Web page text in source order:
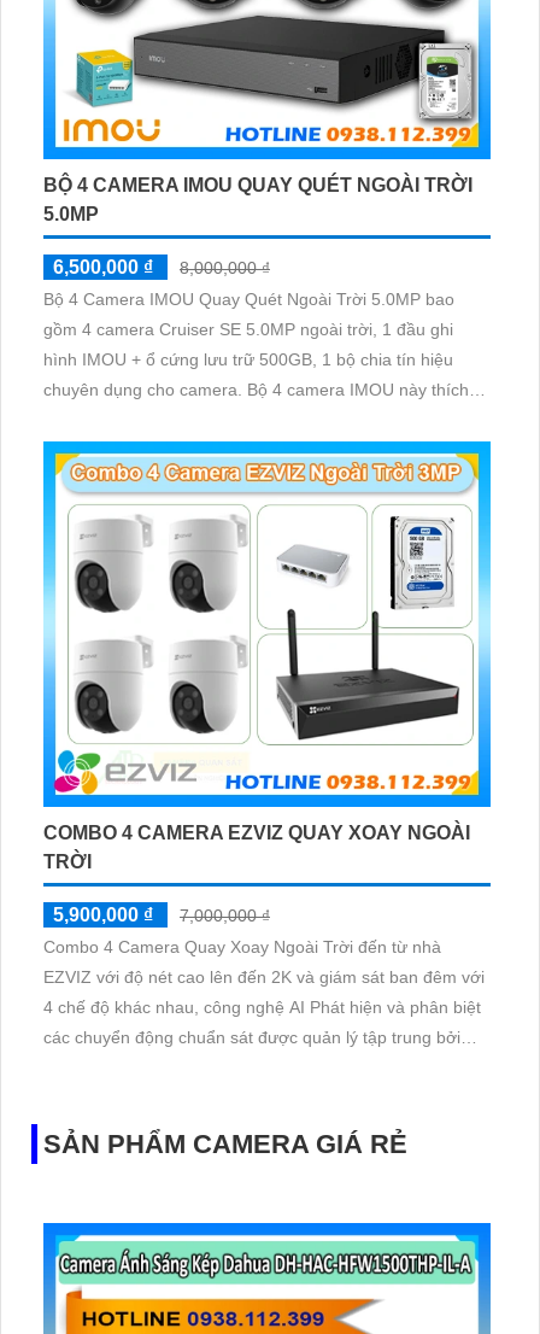
BỘ 4 CAMERA IMOU QUAY QUÉT NGOÀI TRỜI
5.0MP
6,500,000 ₫
8,000,000 ₫
Bộ 4 Camera IMOU Quay Quét Ngoài Trời 5.0MP bao
gồm 4 camera Cruiser SE 5.0MP ngoài trời, 1 đầu ghi
hình IMOU + ổ cứng lưu trữ 500GB, 1 bộ chia tín hiệu
chuyên dụng cho camera. Bộ 4 camera IMOU này thích
cần giám sát ngoài trời
COMBO 4 CAMERA EZVIZ QUAY XOAY NGOÀI
TRỜI
5,900,000 ₫
7,000,000 ₫
Combo 4 Camera Quay Xoay Ngoài Trời đến từ nhà
EZVIZ với độ nét cao lên đến 2K và giám sát ban đêm với
4 chế độ khác nhau, công nghệ AI Phát hiện và phân biệt
các chuyển động chuẩn sát được quản lý tập trung bởi
SẢN PHẨM CAMERA GIÁ RẺ